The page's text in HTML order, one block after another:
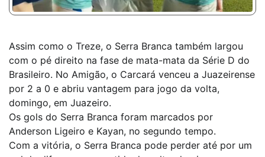
Assim como o Treze, o Serra Branca também largou
com o pé direito na fase de mata-mata da Série D do
Brasileiro. No Amigão, o Carcará venceu a Juazeirense
por 2 a 0 e abriu vantagem para jogo da volta,
domingo, em Juazeiro.
Os gols do Serra Branca foram marcados por
Anderson Ligeiro e Kayan, no segundo tempo.
Com a vitória, o Serra Branca pode perder até por um